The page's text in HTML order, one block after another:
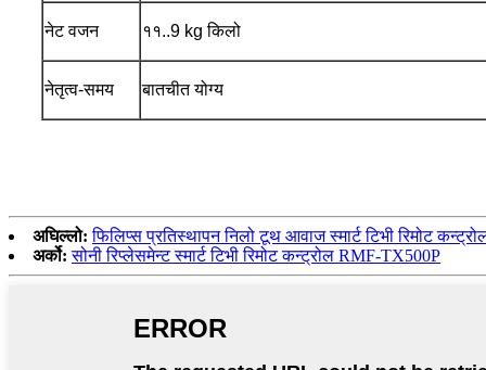
नेट वजन ११..9 kg किलो
नेतृत्व-समय बातचीत योग्य
अघिल्लो: फिलिप्स प्रतिस्थापन निलो टूथ आवाज स्मार्ट टिभी रिमोट
अर्को: सोनी रिप्लेसमेन्ट स्मार्ट टिभी रिमोट कन्ट्रोल RMF-TX500P